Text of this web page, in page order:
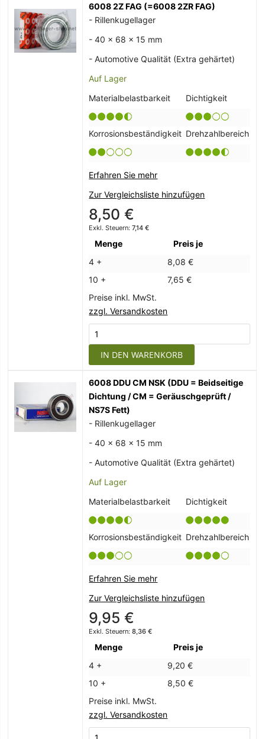
6008 2Z FAG (=6008 2ZR FAG)
- Rillenkugellager
- 40 x 68 x 15 mm
- Automotive Qualität (Extra gehärtet)
Auf Lager
Materialbelastbarkeit
Dichtigkeit
Korrosionsbeständigkeit Drehzahlbereich
Erfahren Sie mehr
Zur Vergleichsliste hinzufügen
8,50 €
7,14 €
Menge
Preis je
4 +
8,08 €
10 +
7,65 €
Preise inkl. MwSt.
zzgl. Versandkosten
IN DEN WARENKORB
6008 DDU CM NSK (DDU = Beidseitige
Dichtung / CM = Geräuschgeprüft /
NS7S Fett)
- Rillenkugellager
- 40 x 68 x 15 mm
- Automotive Qualität (Extra gehärtet)
Auf Lager
Materialbelastbarkeit
Dichtigkeit
Korrosionsbeständigkeit Drehzahlbereich
Erfahren Sie mehr
Zur Vergleichsliste hinzufügen
9,95 €
8,36 €
Menge
Preis je
4 +
9,20 €
10 +
8,50 €
Preise inkl. MwSt.
zzgl. Versandkosten